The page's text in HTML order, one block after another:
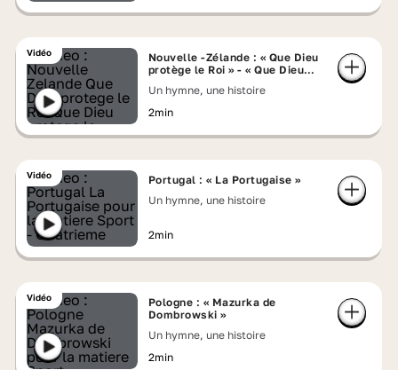
Vidéo
Nouvelle -Zélande : « Que Dieu
protège le Roi » - « Que Dieu
Un hymne, une histoire
2min
Vidéo
Portugal : « La Portugaise »
Un hymne, une histoire
2min
Vidéo
Pologne : « Mazurka de
Dombrowski »
Un hymne, une histoire
2min